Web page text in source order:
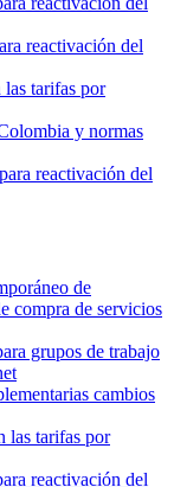
reactivación del
tarifas por
y normas
reactivación del
de
compra de servicios
grupos de trabajo
cambios
las tarifas por
reactivación del